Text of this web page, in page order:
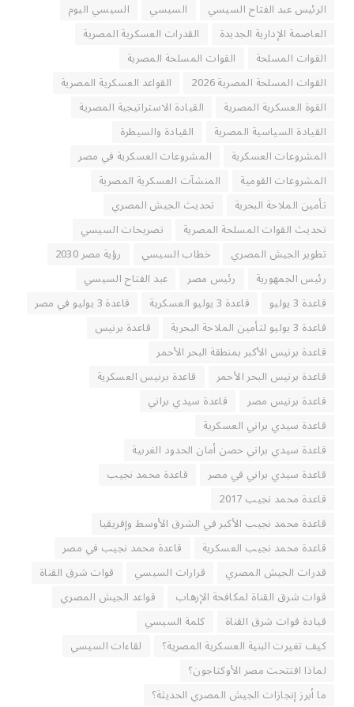
الرئيس عبد الفتاح السيسي السيسي
السيسي اليوم
العاصمة الإدارية الجديدة
القدرات العسكرية المصرية
القوات المسلحة
القوات المسلحة المصرية
القوات المسلحة المصرية 2026
القواعد العسكرية المصرية
القوة العسكرية المصرية
القيادة الاستراتيجية المصرية
القيادة السياسية المصرية
القيادة والسيطرة
المشروعات العسكرية
المشروعات العسكرية في مصر
المشروعات القومية
المنشآت العسكرية المصرية
تأمين الملاحة البحرية
تحديث الجيش المصري
تحديث القوات المسلحة المصرية
تصريحات السيسي
تطوير الجيش المصري
خطاب السيسي
رؤية مصر 2030
رئيس الجمهورية
رئيس مصر
عبد الفتاح السيسي
قاعدة 3 يوليو
قاعدة 3 يوليو العسكرية
قاعدة 3 يوليو في مصر
قاعدة 3 يوليو لتأمين الملاحة البحرية
قاعدة برنيس
قاعدة برنيس الأكبر بمنطقة البحر الأحمر
قاعدة برنيس البحر الأحمر
قاعدة برنيس العسكرية
قاعدة برنيس مصر
قاعدة سيدي براني
قاعدة سيدي براني العسكرية
قاعدة سيدي براني حصن أمان الحدود الغربية
قاعدة سيدي براني في مصر
قاعدة محمد نجيب
قاعدة محمد نجيب 2017
قاعدة محمد نجيب الأكبر في الشرق الأوسط وإفريقيا
قاعدة محمد نجيب العسكرية
قاعدة محمد نجيب في مصر
قدرات الجيش المصري
قرارات السيسي
قوات شرق القناة
قوات شرق القناة لمكافحة الإرهاب
قواعد الجيش المصري
قيادة قوات شرق القناة
كلمة السيسي
كيف تغيرت البنية العسكرية المصرية؟
لقاءات السيسي
لماذا افتتحت مصر الأوكتاجون؟
ما أبرز إنجازات الجيش المصري الحديثة؟